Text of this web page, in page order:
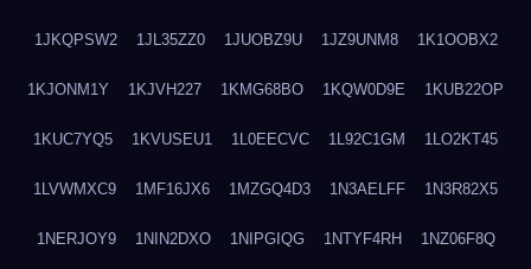
1JKQPSW2 1JL35ZZ0 1JUOBZ9U 1JZ9UNM8 1K1OOBX2
1KJONM1Y 1KJVH227 1KMG68BO 1KQW0D9E 1KUB22OP
1KUC7YQ5 1KVUSEU1 1L0EECVC 1L92C1GM 1LO2KT45
1LVWMXC9 1MF16JX6 1MZGQ4D3 1N3AELFF 1N3R82X5
1NERJOY9 1NIN2DXO 1NIPGIQG 1NTYF4RH 1NZ06F8Q